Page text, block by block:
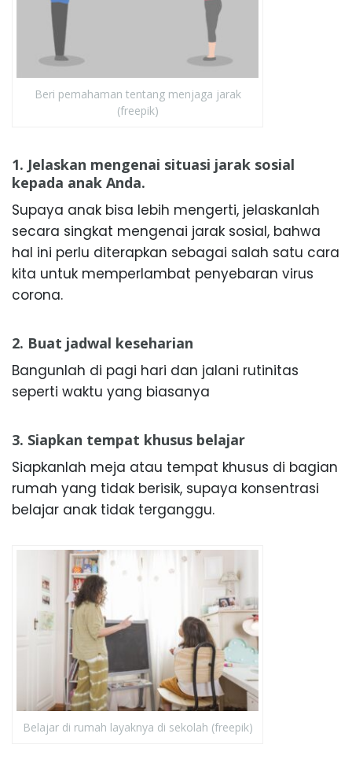
Beri pemahaman tentang menjaga jarak
(freepik)
1. Jelaskan mengenai situasi jarak sosial
kepada anak Anda.
Supaya anak bisa lebih mengerti, jelaskanlah
secara singkat mengenai jarak sosial, bahwa
hal ini perlu diterapkan sebagai salah satu cara
kita untuk memperlambat penyebaran virus
corona.
2. Buat jadwal keseharian
Bangunlah di pagi hari dan jalani rutinitas
seperti waktu yang biasanya
3. Siapkan tempat khusus belajar
Siapkanlah meja atau tempat khusus di bagian
rumah yang tidak berisik, supaya konsentrasi
belajar anak tidak terganggu.
Belajar di rumah layaknya di sekolah (freepik)